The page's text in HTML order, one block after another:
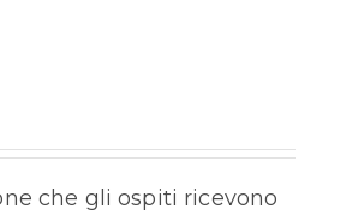
che gli ospiti ricevono